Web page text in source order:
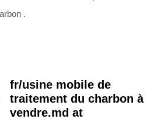
.
fr/usine mobile de
traitement du charbon à
vendre.md at